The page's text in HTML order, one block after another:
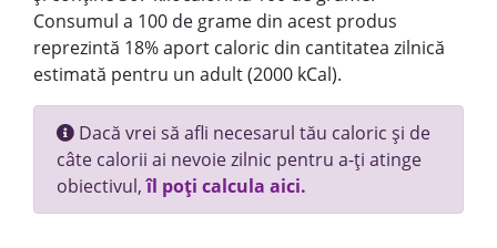
Consumul a 100 de grame din acest produs
reprezintă 18% aport caloric din cantitatea zilnică
estimată pentru un adult (2000 kCal).
Dacă vrei să afli necesarul tău caloric și de
câte calorii ai nevoie zilnic pentru a-ți atinge
obiectivul,îl poți calcula aici.